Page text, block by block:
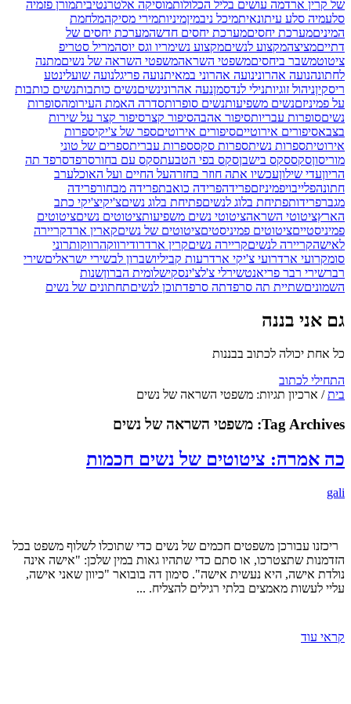
של קרין ארדמה עושים בליל הכלולותמוסיקה אלטרנטיביתמורן פזמיה
סלעמיה סלע עיתונאיתמיכל ניבמיןמיניותמירי מסיקהמלחמת
המיניםמערכת יחסיםמערכת יחסים חדשהמערכת יחסים של
דתייםמציצהמקצוע לנשיםמקצוע נשימריו וגס יוסהמריל סטריפ
ציטוטמשבר ביחסיםמשפטי השראהמשפטי השראה של נשיםמתנה
לחתונהנועה אהרונינועה אהרוני במאיתנועה פריגלנועה שועלינטע
ריסקיןניהול זוגיותנילי לנדסמןנעה אהרונינשיםנשים כותבותנשים כותבות
על פמיניזםנשים משפיעותנשים סופרותסדרה האמת העירומהסופרות
נשיםסופרות עבריותסיפור אהבהסיפור קצרסיפור קצר על שירות
בצבאסיפורים אירוטייםסיפורים אירוטיםספר של צ'יקיספרות
אירוטיתספרות נשיתספרות סקסספרות עבריתספרים של טוני
מוריסוןסקססקס בישבןסקס בפי הטבעתסקס עם בחורסרפדסרפד תה
הריוןעדי שילוןעכשיו אתה חוזר בחזרהעל החיים ועל האוכלערב
חתונהפלייבויפמיניזםפרידהפרידה כואבתפרידה מבחורפרידה
מגברפרידותפתיחת בלוג לנשיםפתיחת בלוג נשיםצ'יקיצ'יקי כתב
הארץציטוטי השראהציטוטי נשים משפיעותציטוטים נשיםציטוטים
פמיניסטייםציטוטים פמיניסטיםציטוטים של נשיםקארין ארדקריירה
לאישהקריירה לנשיםקריירה נשיםקרין ארדרודירווקהרווקותרוני
סומקרועי ארדרועי צ'יקי ארדרעות קביליושברון לבשירי ישראליםשירי
רברשירי רבר פריאנטשירלי צ'לצ'ינסקישלומית הברוןשנות
השמוניםשתיית תה סרפדתה סרפדתוכן לנשיםתחתונים של נשים
גם אני בננה
כל אחת יכולה לכתוב בבננות
התחילי לכתוב
בית/ ארכיון תגיות: משפטי השראה של נשים
Tag Archives: משפטי השראה של נשים
כה אמרה: ציטוטים של נשים חכמות
gali
ריכזנו עבורכן משפטים חכמים של נשים כדי שתוכלו לשלוף משפט בכל
הזדמנות שתצטרכו, או סתם כדי שתהיו גאות במין שלכן: "אישה אינה
נולדת אישה, היא נעשית אישה". סימון דה בובואר "כיוון שאני אישה,
עליי לעשות מאמצים בלתי רגילים להצליח. ...
קראי עוד